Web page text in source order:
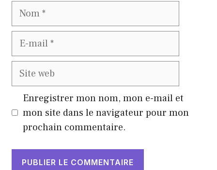
Nom
E-
Site
Enregistrer mon nom, mon e-mail et
mon site dans le navigateur pour mon
prochain commentaire.